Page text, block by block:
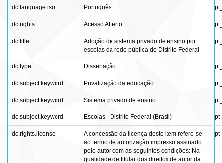
dc.language.iso Português
dc.rights Acesso Aberto
dc.title
Adoção de sistema privado de ensino por
escolas da rede pública do Distrito Federal
dc.type Dissertação
dc.subject.keyword Privatização da educação
dc.subject.keyword Sistema privado de ensino
dc.subject.keyword Escolas - Distrito Federal (Brasil)
dc.rights.license
A concessão da licença deste item refere-se
ao termo de autorização impresso assinado
pelo autor com as seguintes condições: Na
qualidade de titular dos direitos de autor da